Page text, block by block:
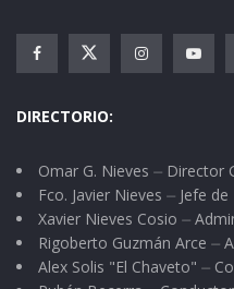
rivales, razón de más
cometan errores
el partido.
En cambio los
ya que son bien
espectadores, entre
Osvaldo Carrillo, Sergio
DIRECTORIO:
Omar G. Nieves ⏤ Director
Fco. Javier Nieves ⏤ Jefe
Xavier Nieves Cosio ⏤
Rigoberto Guzmán Arce ⏤
Alex Solis "El Chaveto" ⏤